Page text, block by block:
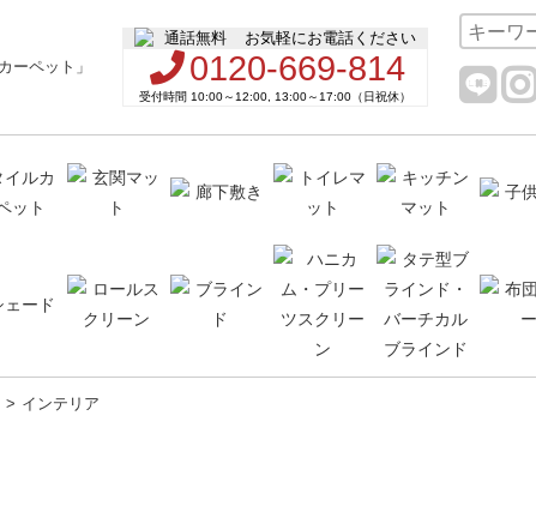
お気軽にお電話ください
0120-669-814
受付時間 10:00～12:00, 13:00～17:00（日祝休）
インテリア